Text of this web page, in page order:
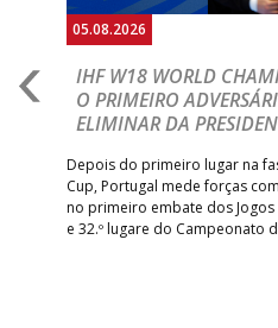
05.08.2026
IHF W18 WORLD
O PRIMEIRO
ELIMINAR DA
Depois do primeiro lugar na
Cup, Portugal mede forças
no primeiro embate dos
e 32.º lugare do Campeonato